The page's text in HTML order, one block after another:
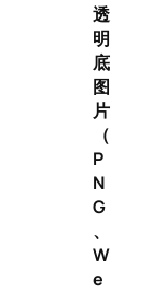
透
明
底
图
片
（
P
N
G
、
W
e